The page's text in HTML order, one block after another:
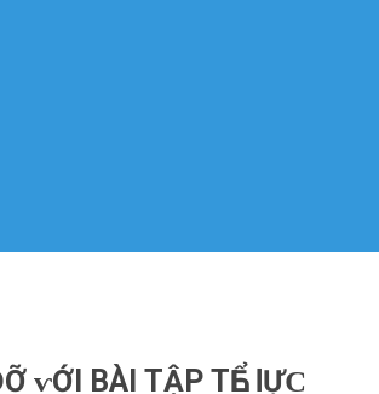
ⱱỚІ BÀІ TẬΡ TҺỂ ꓲỰϹ